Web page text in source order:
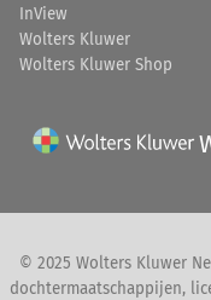
InView
Wolters Kluwer
Wolters Kluwer Shop
© 2025 Wolters Kluwer
dochtermaatschappijen,